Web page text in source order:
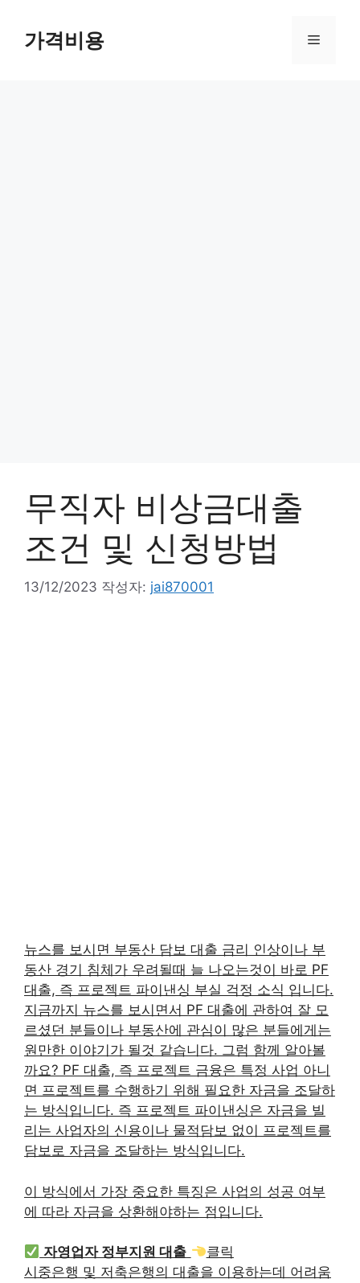
가격비용 메
무직자 비상금대출
조건 및 신청방법
13/12/2023 작성자: jai870001
뉴스를 보시면 부동산 담보 대출 금리 인상이나 부
동산 경기 침체가 우려될때 늘 나오는것이 바로 PF
대출, 즉 프로젝트 파이낸싱 부실 걱정 소식 입니다.
지금까지 뉴스를 보시면서 PF 대출에 관하여 잘 모
르셨던 분들이나 부동산에 관심이 많은 분들에게는
원만한 이야기가 될것 같습니다. 그럼 함께 알아볼
까요? PF 대출, 즉 프로젝트 금융은 특정 사업 아니
면 프로젝트를 수행하기 위해 필요한 자금을 조달하
는 방식입니다. 즉 프로젝트 파이낸싱은 자금을 빌
리는 사업자의 신용이나 물적담보 없이 프로젝트를
담보로 자금을 조달하는 방식입니다.
이 방식에서 가장 중요한 특징은 사업의 성공 여부
에 따라 자금을 상환해야하는 점입니다.
자영업자 정부지원 대출
클릭
시중은행 및 저축은행의 대출을 이용하는데 어려움